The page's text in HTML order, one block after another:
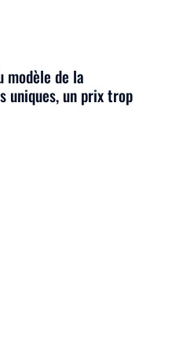
modèle de la
uniques, un prix trop